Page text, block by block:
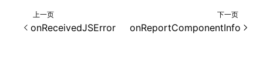
上一页
onReceivedJSError
下一页
onReportComponentInfo